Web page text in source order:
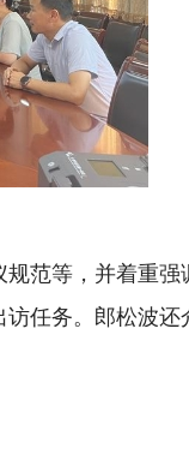
范等，并着重
任务。郎松波